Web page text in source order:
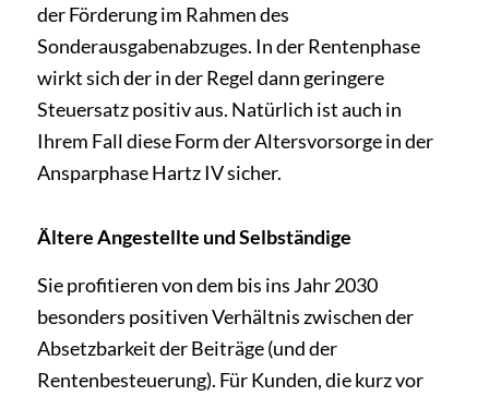
der Förderung im Rahmen des
Sonderausgabenabzuges. In der Rentenphase
wirkt sich der in der Regel dann geringere
Steuersatz positiv aus. Natürlich ist auch in
Ihrem Fall diese Form der Altersvorsorge in der
Ansparphase Hartz IV sicher.
Ältere Angestellte und Selbständige
Sie profitieren von dem bis ins Jahr 2030
besonders positiven Verhältnis zwischen der
Absetzbarkeit der Beiträge (und der
Rentenbesteuerung). Für Kunden, die kurz vor